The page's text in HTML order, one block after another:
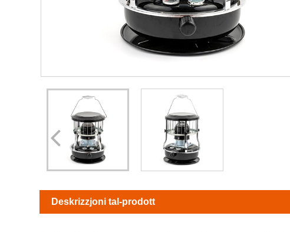
Deskrizzjoni tal-prodott